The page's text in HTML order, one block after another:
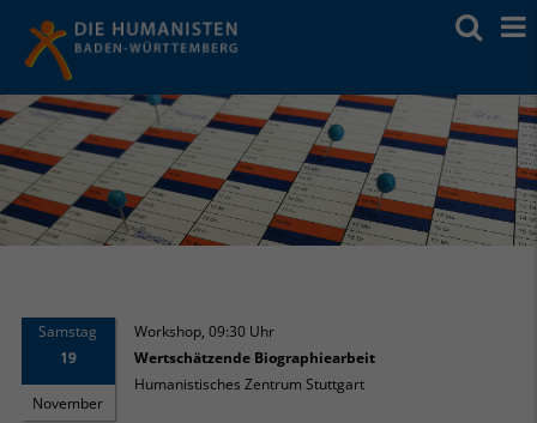
Samstag
19
November
Workshop ,09:30 Uhr
Wertschätzende Biographiearbeit
Humanistisches Zentrum Stuttgart